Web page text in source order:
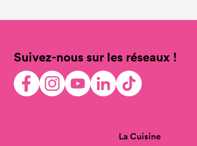
Suivez-nous sur les réseaux !
La Cuisine